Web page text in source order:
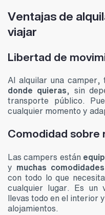
Ventajas de
viajar
Libertad de
Al alquilar una camper,
donde quieras, sin
transporte público.
cualquier momento y
Comodidad sobre
Las campers están
y muchas comodidades
con todo lo que
cualquier lugar. Es un
llevas todo en el interior
alojamientos.